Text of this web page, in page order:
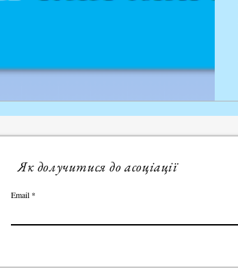
Як долучитися до асоціації
Email